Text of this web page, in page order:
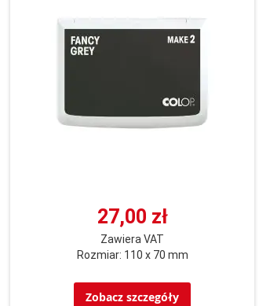
27,00 zł
Zawiera VAT
Rozmiar: 110 x 70 mm
Zobacz szczegóły